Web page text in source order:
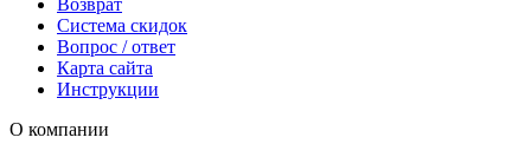
Система скидок
Вопрос / ответ
Карта сайта
Инструкции
О компании